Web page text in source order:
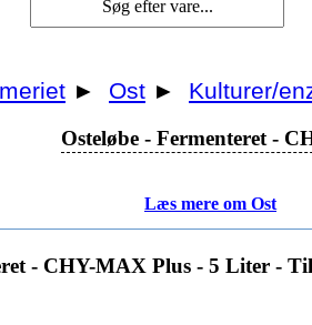
► Ost ► Kulturer/
Osteløbe - Fermenteret -
Læs mere om Ost
- CHY-MAX Plus - 5 Liter -